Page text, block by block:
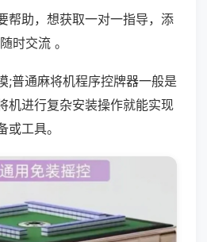
帮助，想获取一对一指导，添
时交流 。
;普通麻将机程序控牌器一般是
机进行复杂安装操作就能实现
工具。